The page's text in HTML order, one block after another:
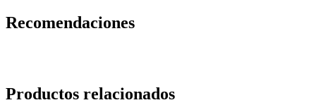
Recomendaciones
Productos relacionados